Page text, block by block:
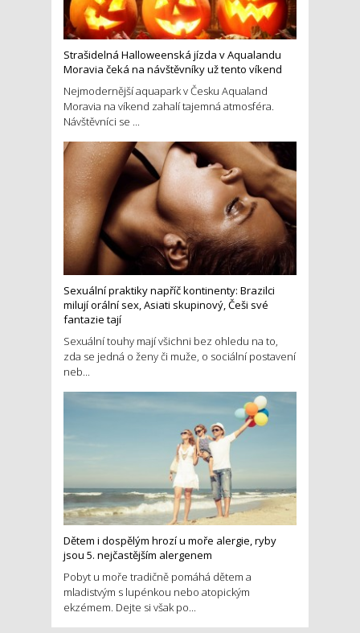
Strašidelná Halloweenská jízda v Aqualandu
Moravia čeká na návštěvníky už tento víkend
Nejmodernější aquapark v Česku Aqualand
Moravia na víkend zahalí tajemná atmosféra.
Návštěvníci se ...
Sexuální praktiky napříč kontinenty: Brazilci
milují orální sex, Asiati skupinový, Češi své
fantazie tají
Sexuální touhy mají všichni bez ohledu na to,
zda se jedná o ženy či muže, o sociální postavení
neb...
Dětem i dospělým hrozí u moře alergie, ryby
jsou 5. nejčastějším alergenem
Pobyt u moře tradičně pomáhá dětem a
mladistvým s lupénkou nebo atopickým
ekzémem. Dejte si však po...